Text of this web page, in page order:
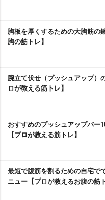
胸板を厚くするための大胸筋の
胸の筋トレ】
腕立て伏せ（プッシュアップ）
ロが教える筋トレ】
おすすめのプッシュアップバー
【プロが教える筋トレ】
最短で腹筋を割るための自宅で
ニュー【プロが教えるお腹の筋